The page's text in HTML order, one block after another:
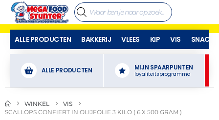
ALLE PRODUCTEN BAKKERIJ VLEES KIP VIS SNACKS
ALLE PRODUCTEN MIJN SPAARPUNTEN
loyaliteitsprogramma
WINKEL
VIS
SCALLOPS CONFIERT IN OLIJFOLIE 3 KILO ( 6 X 500 GRAM )